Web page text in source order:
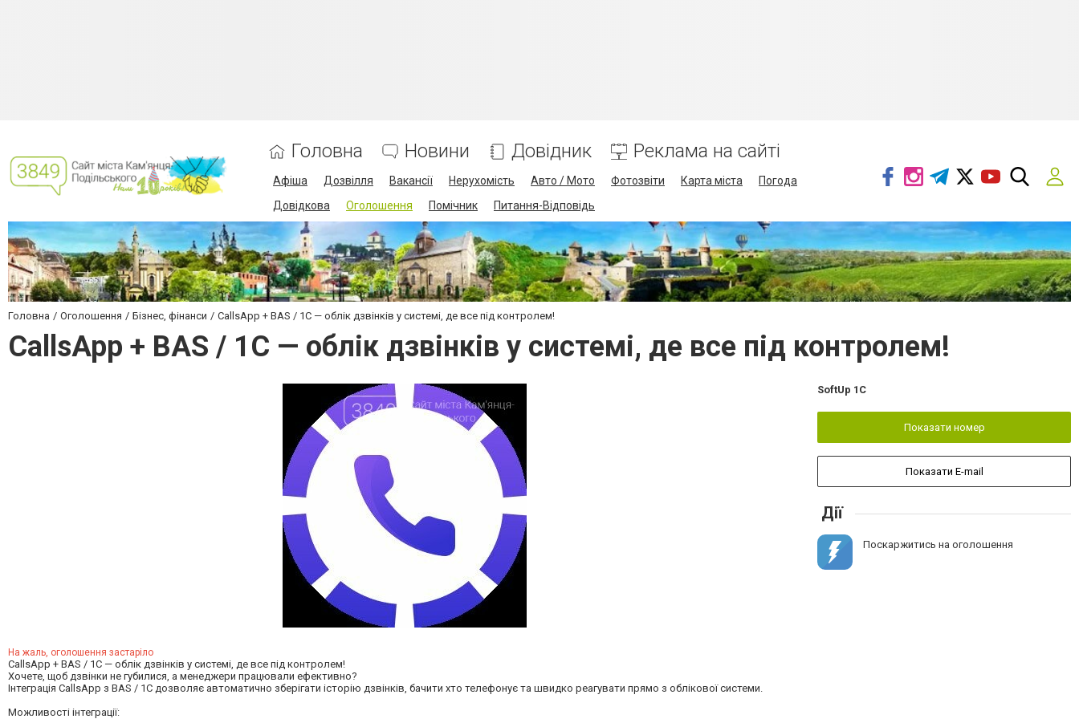
Головна Новини Довідник Реклама на сайті
Афіша Дозвілля Вакансії Нерухомість Авто / Мото Фотозвіти Карта міста
Погода
Довідкова
Оголошення Помічник Питання-Відповідь
Головна Оголошення Бізнес, фінанси CallsApp + BAS / 1C — облік дзвінків у системі, де все під контролем!
CallsApp + BAS / 1C — облік дзвінків у системі, де все під контролем!
На жаль, оголошення застаріло
CallsApp + BAS / 1C — облік дзвінків у системі, де все під контролем!
Хочете, щоб дзвінки не губилися, а менеджери працювали ефективно?
Інтеграція CallsApp з BAS / 1C дозволяє автоматично зберігати історію дзвінків, бачити хто телефонує та швидко реагувати прямо з облікової системи.
Можливості інтеграції:
SoftUp 1C
Показати номер
Показати E-mail
Дії
Поскаржитись на оголошення